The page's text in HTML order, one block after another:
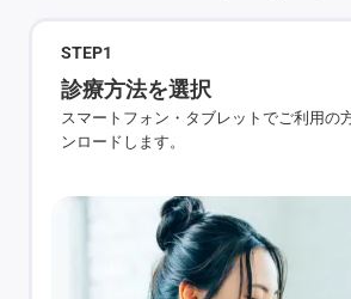
STEP1
診療方法を選択
スマートフォン・タブレットでご利用の
ンロードします。